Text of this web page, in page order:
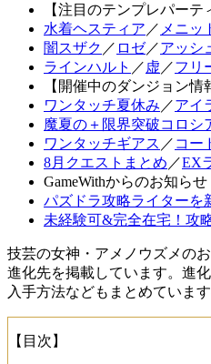
【注目のテンプレパーテ
水着ヘスティア ／ メニッ
闇スザク ／ ロゼ／アッシ
ラインハルト ／ 虚 ／フリ
【開催中のダンジョン情
ワンタッチ夏休み ／アイ
魔夏の＋限界突破コロシ
ワンタッチギアス ／ コー
8月クエストまとめ ／EX
GameWithからのお知らせ
パズドラ攻略ライターを
未経験可&完全在宅！攻
技芸の女神・アメノウズメの
進化先を掲載しています。進
入手方法などもまとめていま
【目次】